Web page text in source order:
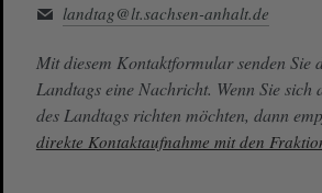
landtag@lt.sachsen-anhalt.de
Mit diesem Kontaktformular senden Sie
Landtags eine Nachricht. Wenn Sie sich
des Landtags richten möchten, dann
direkte Kontaktaufnahme mit den